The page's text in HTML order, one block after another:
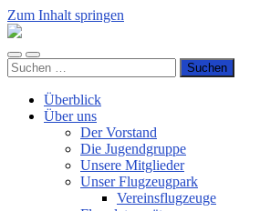
Zum Inhalt springen
Luftsportverein
e.V.
Mobile-
Menü
Suchfeld
ein-/ausblenden
Suchen
nach:
Überblick
Über uns
Der Vorstand
Die Jugendgruppe
Unsere Mitglieder
Unser Flugzeugpark
Vereinsflugzeuge